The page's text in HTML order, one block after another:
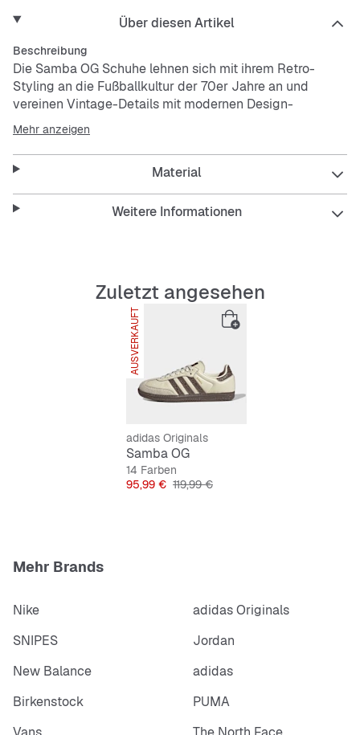
Über diesen Artikel
Beschreibung
Die Samba OG Schuhe lehnen sich mit ihrem Retro-
Styling an die Fußballkultur der 70er Jahre an und
vereinen Vintage-Details mit modernen Design-
Akzenten.Die T-förmige Zehenkappe aus Wildleder, die
gezackten 3-Streifen und die strukturierte
Gummiaußensohle sorgen für den kultigen Samba-Look.
Das Trefoil Logo auf der Zunge und der Samba-
Schriftzug an der Seite lassen keinen Zweifel am reichen
Erbe dieses Schuhs.Jahrzehnte der Geschichte haben
Regulär geschnitten
Obermaterial aus Leder
Synthetische Einlegesohle
Gummiaußensohle
Gezackte 3-Streifen
Mehr anzeigen
Material
Weitere Informationen
Zuletzt angesehen
AUSVERKAUFT
adidas Originals
Samba OG
14 Farben
Preis
95,99 € Originalpreis
119,99 €
Mehr Brands
Nike
adidas Originals
SNIPES
Jordan
New Balance
adidas
Birkenstock
PUMA